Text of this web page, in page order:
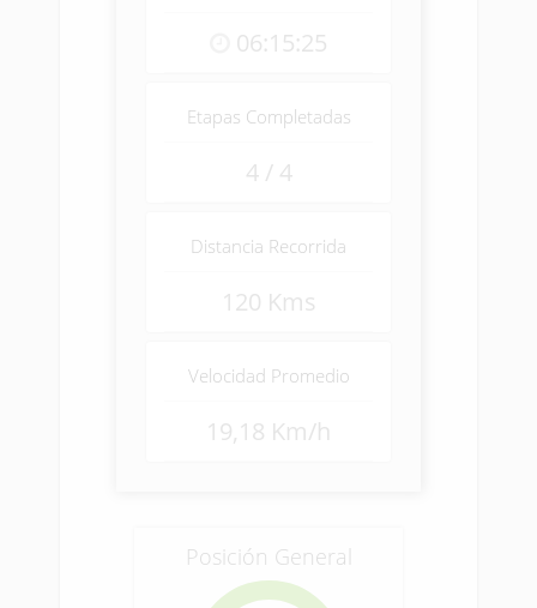
06:15:25
Etapas Completadas
4 / 4
Distancia Recorrida
120 Kms
Velocidad Promedio
19,18 Km/h
Posición General